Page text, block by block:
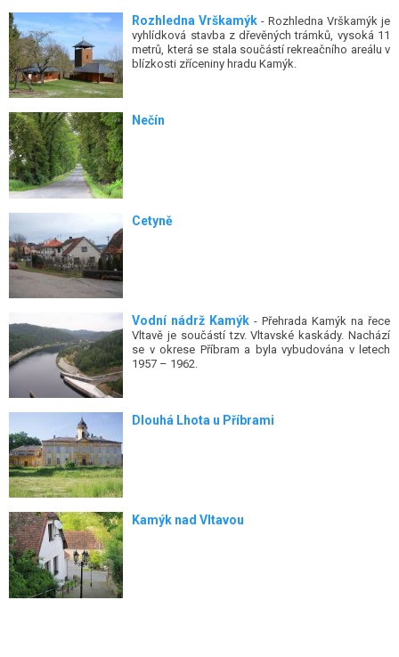
Rozhledna Vrškamýk - Rozhledna Vrškamýk je
vyhlídková stavba z dřevěných trámků, vysoká 11
metrů, která se stala součástí rekreačního areálu v
blízkosti zříceniny hradu Kamýk.
Nečín
Cetyně
Vodní nádrž Kamýk - Přehrada Kamýk na řece
Vltavě je součástí tzv. Vltavské kaskády. Nachází
se v okrese Příbram a byla vybudována v letech
1957 – 1962.
Dlouhá Lhota u Příbrami
Kamýk nad Vltavou